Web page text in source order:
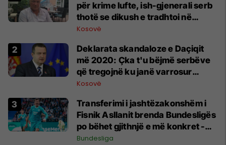
për krime lufte, ish-gjenerali serb
thotë se dikush e tradhtoi në
Beograd
Kosovë
​Deklarata skandaloze e Daçiqit
më 2020: Çka t'u bëjmë serbëve
që tregojnë ku janë varrosur
shqiptarët në Serbi
Kosovë
Transferimi i jashtëzakonshëm i
Fisnik Asllanit brenda Bundesligës
po bëhet gjithnjë e më konkret -
detajet e fundit
Bundesliga